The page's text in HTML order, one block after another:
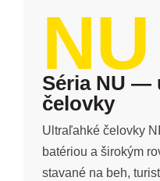
NU
Séria NU —
čelovky
Ultraľahké čelovky
batériou a širokým
stavané na beh,